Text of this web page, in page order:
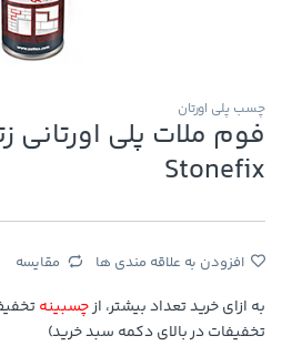
چسب پلی اورتان
Stonefix
افزودن به علاقه مندی ها مقایسه
به ازای خرید تعداد بیشتر، ازچسبینه
تخفیفات در بالای دکمه سبد خرید)